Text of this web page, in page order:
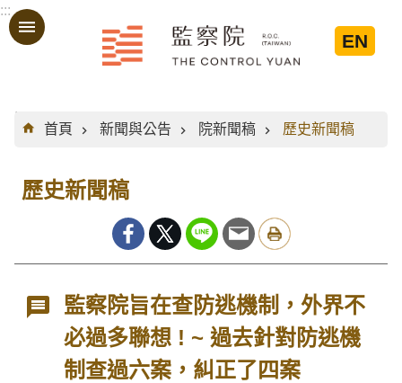
跳到主要內容區塊
:::
EN
:::
首頁
新聞與公告 院新聞稿 歷史新聞稿
歷史新聞稿
監察院旨在查防逃機制，外界不
必過多聯想 ! ~ 過去針對防逃機
制查過六案，糾正了四案